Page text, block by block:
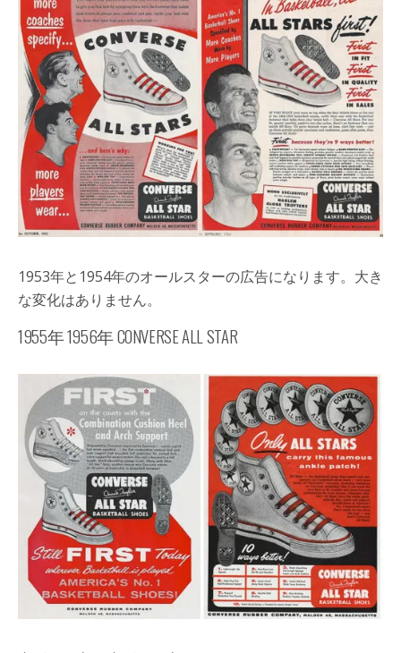
1953年と1954年のオールスターの広告になります。大き
な変化はありません。
1955年 1956年 CONVERSE ALL STAR